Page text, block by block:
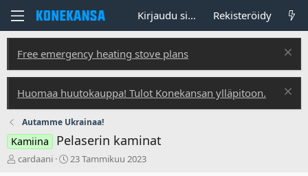
Kirjaudu sisään Rekisteröidy
Free emergency heating stove plans
Huomaa huutokauppa! Tulot Konekansan ylläpitoon.
Autamme Ukrainaa!
Kamiina Pelaserin kaminat
V
cardaani
A
23 Tammikuu 2023